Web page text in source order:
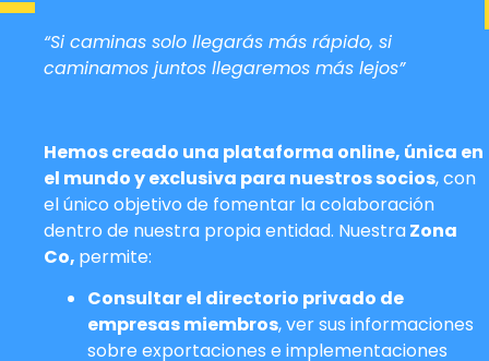
“Si caminas solo llegarás más rápido, si
caminamos juntos llegaremos más lejos”
Hemos creado una plataforma online, única en
el mundo y exclusiva para nuestros socios, con
el único objetivo de fomentar la colaboración
dentro de nuestra propia entidad. NuestraZona
Co, permite:
Consultar el directorio privado de
empresas miembros, ver sus informaciones
sobre exportaciones e implementaciones